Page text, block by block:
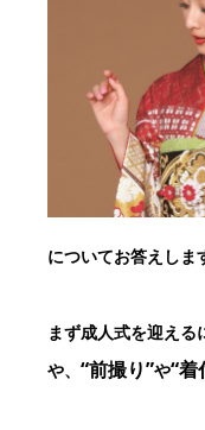
についてお答えしま
まず成人式を迎え
や、“前撮り”や“着